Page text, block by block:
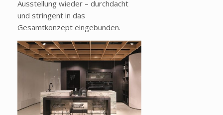
Ausstellung wieder – durchdacht
und stringent in das
Gesamtkonzept eingebunden.